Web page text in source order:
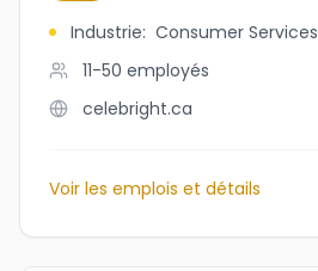
Industrie: Consumer Services
11-50 employés
celebright.ca
Voir les emplois et détails